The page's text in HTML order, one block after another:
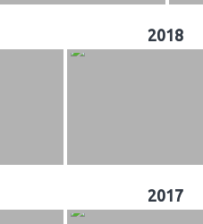
2018
2017